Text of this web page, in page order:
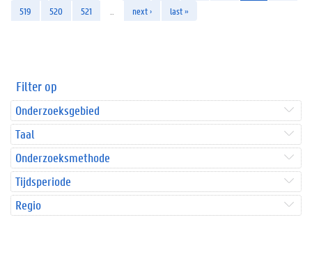
519
520 521 next › last »
Filter op
Onderzoeksgebied
Taal
Onderzoeksmethode
Tijdsperiode
Regio